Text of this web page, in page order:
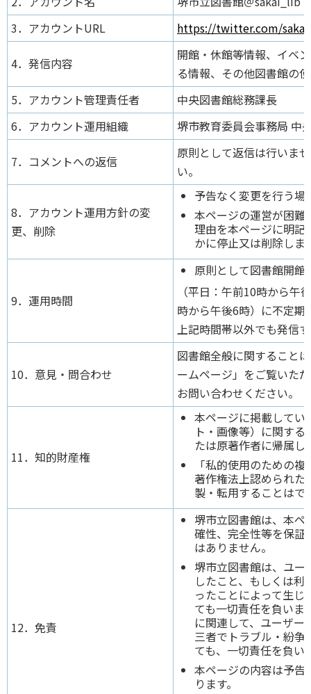
3．アカウントURL
https://twitter.com/
4．発信内容
開館・休館等情報、イベ
る情報、その他図書館の
5．アカウント管理責任者
中央図書館総務課長
6．アカウント運用組織
堺市教育委員会事務局 中
7．コメントへの返信
原則として返信は行いま
い。
8．アカウント運用方針の変
更、削除
予告なく変更を行う場
本ページの運営が困難
理由を本ページに明記
かに停止又は削除しま
9．運用時間
原則として図書館開館
（平日：午前10時から
時から午後6時）に不定期
上記時間帯以外でも発信
10．意見・問合わせ
図書館全般に関すること
ームページ」をご覧いた
お問い合わせください。
11．知的財産権
本ページに掲載してい
ト・画像等）に関す
たは原著作者に帰属し
「私的使用のための
著作権法上認められた
製・転用することはで
12．免責
堺市立図書館は、本
確性、完全性等を保証
はありません。
堺市立図書館は、ユ
したこと、もしくは
ったことによって生
ても一切責任を負いま
に関連して、ユーザ
三者でトラブル・紛
ても、一切責任を負い
本ページの内容は予告
ります。